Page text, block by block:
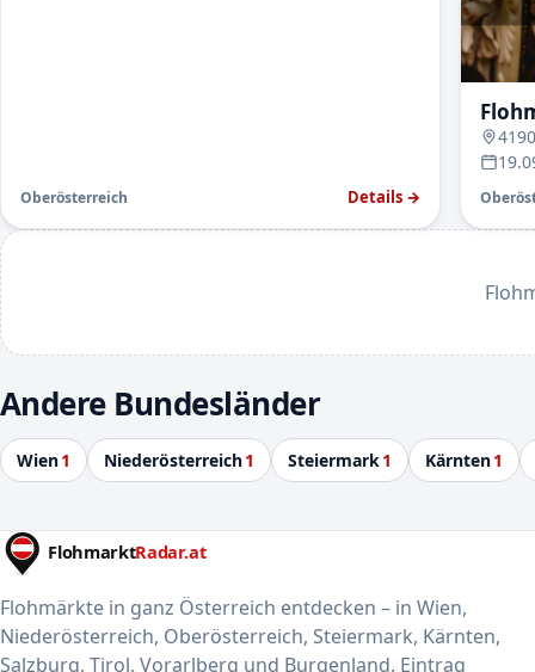
Oberösterreich Details →
Andere Bundesländer
Wien1 Niederösterreich1 Steiermark1 Kärnten1
Flohmärkte in ganz Österreich entdecken – in Wien,
Niederösterreich, Oberösterreich, Steiermark, Kärnten,
Salzburg, Tirol, Vorarlberg und Burgenland. Eintrag